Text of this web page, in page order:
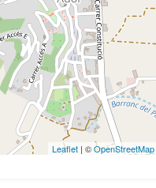
Leaflet | ©OpenStreetMap